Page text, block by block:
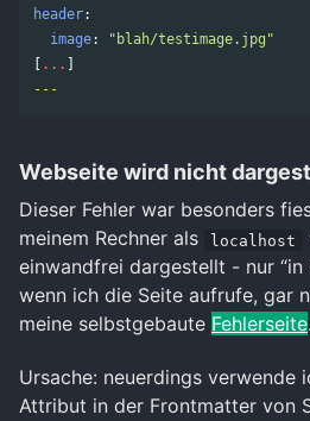
header:
image: " blah/testimage.jpg"
...
---
Webseite wird nicht
Dieser Fehler war besonders
meinem Rechner als
localhost
einwandfrei dargestellt - nur “in
wenn ich die Seite aufrufe, gar
meine selbstgebaute Fehlerseite.
Ursache: neuerdings verwende
Attribut in der Frontmatter von